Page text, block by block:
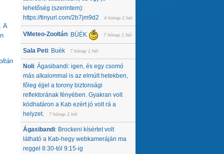
A
lehetőség (szerintem):
https://tinyurl.com/2b7jm9d2
4 hónap 2 hét
VMeteo-Zooltán: BÚÉK 7 hónap 1 hét
Sala Peti: Buék 7 hónap 1 hét
Noli: Ágasibandi: igen, és egy csomó
más alkalommal is az elmúlt hetekben,
főleg éjjel a torony biztonsági
reflektorának fényében. Gyakran volt
ködhatáron a Kab ezért jó volt rá a
helyzet.
7 hónap 2 hét
Ágasibandi: Brockeni kísértet volt
látható a Kab-hegy webkameráján ma
reggel 8:30-tól 9:15-ig